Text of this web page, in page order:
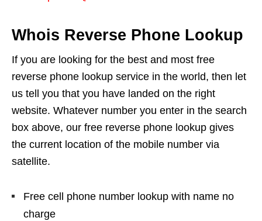
Whois Reverse Phone Lookup
If you are looking for the best and most free
reverse phone lookup service in the world, then let
us tell you that you have landed on the right
website. Whatever number you enter in the search
box above, our free reverse phone lookup gives
the current location of the mobile number via
satellite.
Free cell phone number lookup with name no
charge